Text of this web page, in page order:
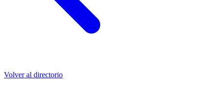
Volver al directorio